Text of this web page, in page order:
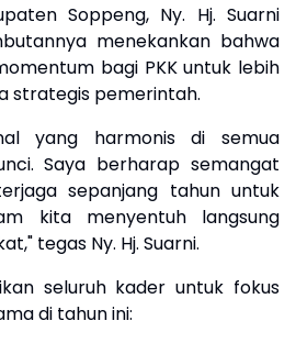
Soppeng, Ny. Hj. Suarni
menekankan bahwa
bagi PKK untuk lebih
strategis pemerintah.
yang harmonis di semua
Saya berharap semangat
sepanjang tahun untuk
kita menyentuh langsung
tegas Ny. Hj. Suarni.
seluruh kader untuk fokus
di tahun ini: